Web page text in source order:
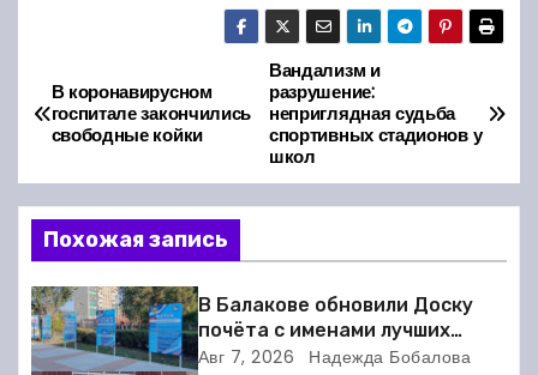
Н
а
в
и
г
а
Вандализм и
разрушение:
неприглядная судьба
спортивных стадионов у
школ
В коронавирусном
госпитале закончились
свободные койки
Похожая запись
В Балакове обновили Доску
почёта с именами лучших
спортсменов. Фото
Авг 7, 2026 Надежда Бобалова